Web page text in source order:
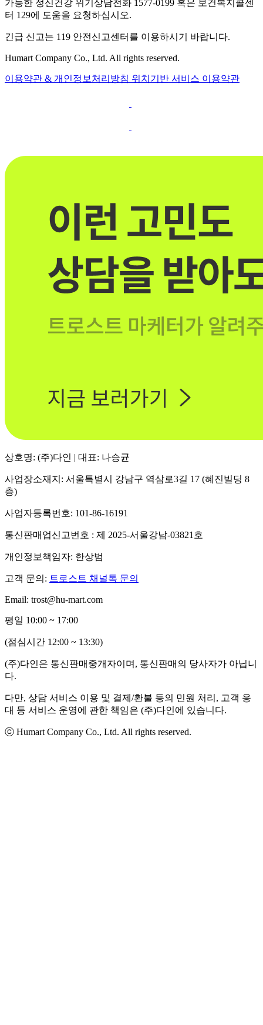
가능한 정신건강 위기상담전화 1577-0199 혹은 보건복지콜센
터 129에 도움을 요청하십시오.
긴급 신고는 119 안전신고센터를 이용하시기 바랍니다.
Humart Company Co., Ltd. All rights reserved.
이용약관 & 개인정보처리방침 위치기반 서비스 이용약관
상호명: (주)다인 | 대표: 나승균
사업장소재지: 서울특별시 강남구 역삼로3길 17 (혜진빌딩 8
층)
사업자등록번호: 101-86-16191
통신판매업신고번호 : 제 2025-서울강남-03821호
개인정보책임자: 한상범
고객 문의: 트로스트 채널톡 문의
Email: trost@hu-mart.com
평일 10:00 ~ 17:00
(점심시간 12:00 ~ 13:30)
(주)다인은 통신판매중개자이며, 통신판매의 당사자가 아닙니
다.
다만, 상담 서비스 이용 및 결제/환불 등의 민원 처리, 고객 응
대 등 서비스 운영에 관한 책임은 (주)다인에 있습니다.
ⓒ Humart Company Co., Ltd. All rights reserved.